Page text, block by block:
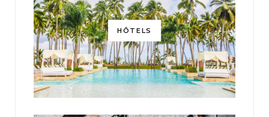
HÔTELS